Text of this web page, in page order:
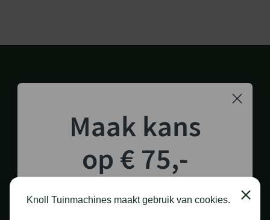
1.000 M2 SHOWROOM
in Staphorst
Knoll Tuinmachines maakt gebruik van cookies. Close
Maak kans
op € 75,-
shoptegoed!